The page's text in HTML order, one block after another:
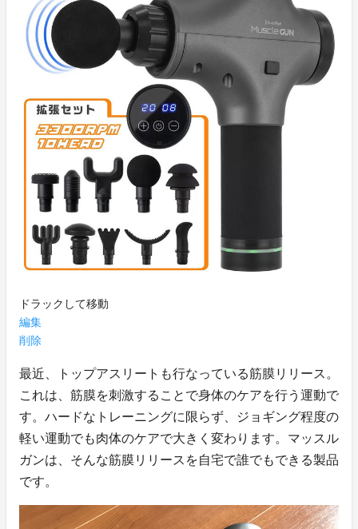
ドラックして移動
編集
削除
最近、トップアスリートも行なっている筋膜リリース。
これは、筋膜を刺激することで身体のケアを行う運動で
す。ハードなトレーニングに限らず、ジョギング程度の
軽い運動でも肉体のケアで大きく変わります。マッスル
ガンは、そんな筋膜リリースを自宅で誰でもできる製品
です。